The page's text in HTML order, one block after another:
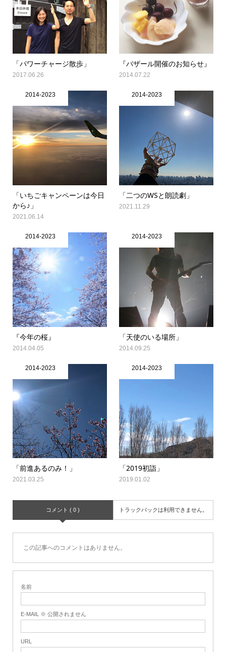
「パワーチャージ散歩」
2017.06.26
『バザール開催のお知らせ』
2014.07.22
2014-2023
「いちごキャンペーンは今日
から♪」
2021.06.14
2014-2023
「二つのWSと朗読劇」
2021.11.29
2014-2023
『今年の桜』
2014.04.05
2014-2023
「天使のいる場所」
2014.09.25
2014-2023
「前進あるのみ！」
2021.03.25
2014-2023
「2019初詣」
2019.01.02
コメント ( 0 ) トラックバックは利用できません。
この記事へのコメントはありません。
名前
E-MAIL ※ 公開されません
URL